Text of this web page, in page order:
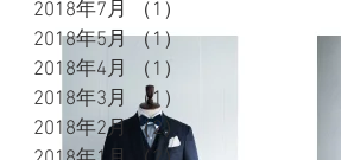
2018年7月
（1）
2018年5月 （1）1件の記事
2018年4月
（1）
2018年3月
（1）
2018年2月
（2）2件の記事